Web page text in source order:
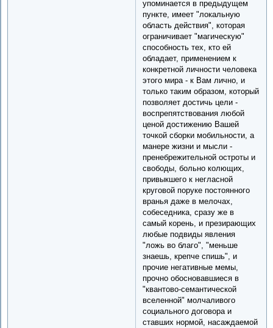
упоминается в предыдущем
пункте, имеет "локальную
область действия", которая
ограничивает "магическую"
способность тех, кто ей
обладает, применением к
конкретной личности человека
этого мира - к Вам лично, и
только таким образом, который
позволяет достичь цели -
воспрепятствования любой
ценой достижению Вашей
точкой сборки мобильности, а
манере жизни и мысли -
пренебрежительной остроты и
свободы, больно колющих,
привыкшего к негласной
круговой поруке постоянного
вранья даже в мелочах,
собеседника, сразу же в
самый корень, и презирающих
любые подвиды явления
"ложь во благо", "меньше
знаешь, крепче спишь", и
прочие негативные мемы,
прочно обосновавшиеся в
"квантово-семантической
вселенной" молчаливого
социального договора и
ставших нормой, насаждаемой